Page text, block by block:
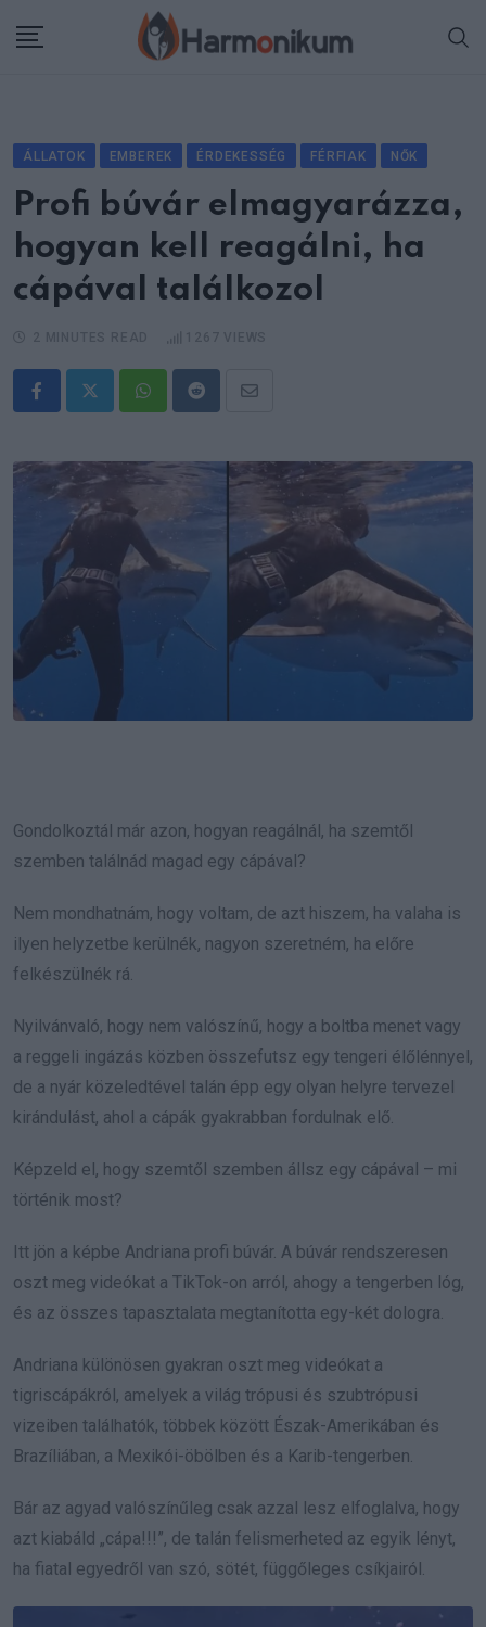
ÁLLATOK EMBEREK ÉRDEKESSÉG FÉRFIAK NŐK
Profi búvár elmagyarázza,
hogyan kell reagálni, ha
cápával találkozol
WhatsappRedditShare
Email
Gondolkoztál már azon, hogyan reagálnál, ha szemtől
szemben találnád magad egy cápával?
Nem mondhatnám, hogy voltam, de azt hiszem, ha valaha is
ilyen helyzetbe kerülnék, nagyon szeretném, ha előre
felkészülnék rá.
Nyilvánvaló, hogy nem valószínű, hogy a boltba menet vagy
a reggeli ingázás közben összefutsz egy tengeri élőlénnyel,
de a nyár közeledtével talán épp egy olyan helyre tervezel
kirándulást, ahol a cápák gyakrabban fordulnak elő.
Képzeld el, hogy szemtől szemben állsz egy cápával – mi
történik most?
Itt jön a képbe Andriana profi búvár. A búvár rendszeresen
oszt meg videókat a TikTok-on arról, ahogy a tengerben lóg,
és az összes tapasztalata megtanította egy-két dologra.
Andriana különösen gyakran oszt meg videókat a
tigriscápákról, amelyek a világ trópusi és szubtrópusi
vizeiben találhatók, többek között Észak-Amerikában és
Brazíliában, a Mexikói-öbölben és a Karib-tengerben.
Bár az agyad valószínűleg csak azzal lesz elfoglalva, hogy
azt kiabáld „cápa!!!”, de talán felismerheted az egyik lényt,
ha fiatal egyedről van szó, sötét, függőleges csíkjairól.